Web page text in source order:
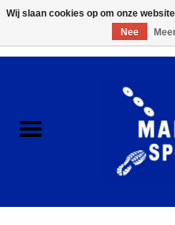
ACCESSOIRES/HARDWARE
KLEDING
Wij slaan cookies op om onze
Nee